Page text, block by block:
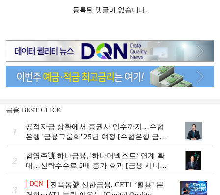
금융 BEST CLICK
1
공적자금 상환에서 증권사 인수까지…수협
은행 '금융그룹화' 25년 여정 [수협은행 금융
그룹의 꿈①]
2
함영주號 하나금융, '하나더넥스트‘ 연계 확
대…신탁수수료 2배 증가 효과 [금융 시니어
비즈니스 돋보기]
3
DQN
진옥동號 신한금융, CET1 ‘활용’ 본